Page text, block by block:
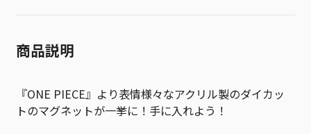
商品説明
『ONE PIECE』より表情様々なアクリル製のダイカッ
トのマグネットが一挙に！手に入れよう！